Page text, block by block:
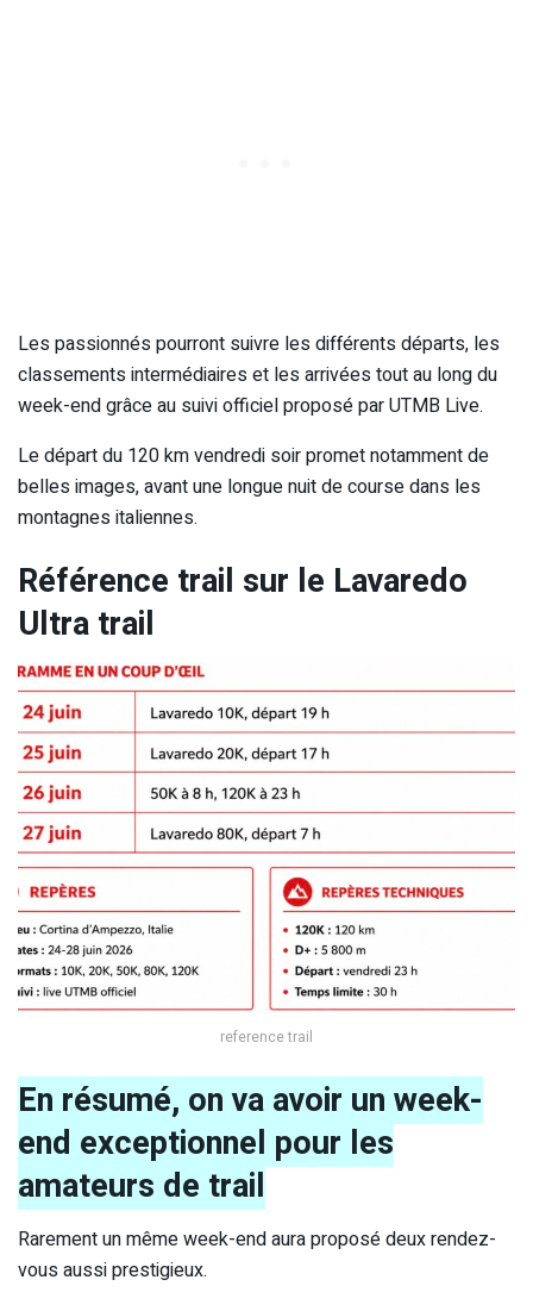
Les passionnés pourront suivre les différents départs, les
classements intermédiaires et les arrivées tout au long du
week-end grâce au suivi officiel proposé par UTMB Live.
Le départ du 120 km vendredi soir promet notamment de
belles images, avant une longue nuit de course dans les
montagnes italiennes.
Référence trail sur le Lavaredo
Ultra trail
reference trail
En résumé, on va avoir un week-
end exceptionnel pour les
amateurs de trail
Rarement un même week-end aura proposé deux rendez-
vous aussi prestigieux.